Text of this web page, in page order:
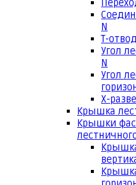
N
Т-
Угол
N
Угол
Х-
Крышка
Крышки